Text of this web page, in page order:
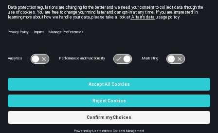
図4.
Save to PCH>Save selected
応答は
ファイルに書き込まれます。
© 2025 Altair Engineering, Inc. All Rights Reserved.
Intellectual Property Rights Notice|Technical Support
☼